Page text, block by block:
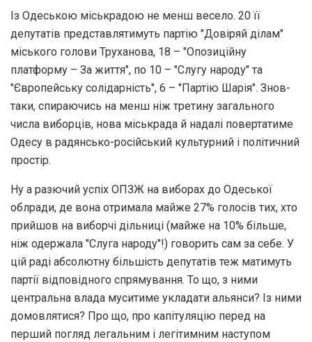
Із Одеською міськрадою не менш весело. 20 її
депутатів представлятимуть партію "Довіряй ділам"
міського голови Труханова, 18 – "Опозиційну
платформу – За життя", по 10 – "Слугу народу" та
"Європейську солідарність", 6 – "Партію Шарія". Знов-
таки, спираючись на менш ніж третину загального
числа виборців, нова міськрада й надалі повертатиме
Одесу в радянсько-російський культурний і політичний
простір.
Ну а разючий успіх ОПЗЖ на виборах до Одеської
облради, де вона отримала майже 27% голосів тих, хто
прийшов на виборчі дільниці (майже на 10% більше,
ніж одержала "Слуга народу"!) говорить сам за себе. У
цій раді абсолютну більшість депутатів теж матимуть
партії відповідного спрямування. То що, з ними
центральна влада муситиме укладати альянси? Із ними
домовлятися? Про що, про капітуляцію перед на
перший погляд легальним і легітимним наступом